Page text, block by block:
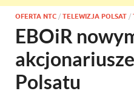
OFERTA NTC / TELEWIZJA POLSAT /
EBOiR
Polsatu